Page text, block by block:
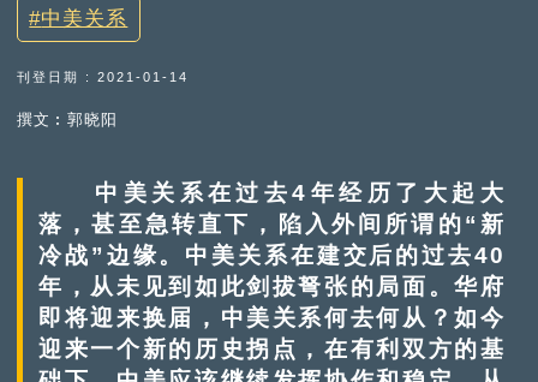
中美关系
刊登日期 : 2021-01-14
撰文︰郭晓阳
中美关系在过去4年经历了大起大
落，甚至急转直下，陷入外间所谓的“新
冷战”边缘。中美关系在建交后的过去40
年，从未见到如此剑拔弩张的局面。华府
即将迎来换届，中美关系何去何从？如今
迎来一个新的历史拐点，在有利双方的基